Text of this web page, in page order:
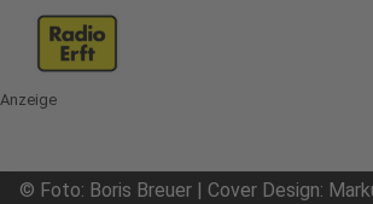
Anzeige
© Foto: Boris Breuer | Cover Design: